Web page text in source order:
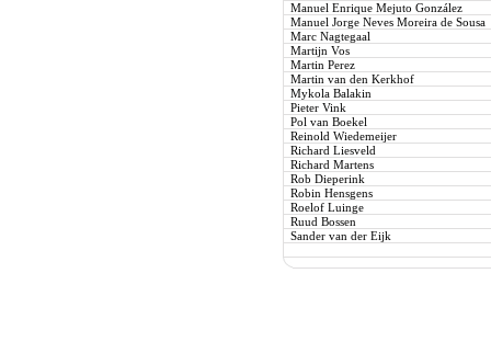
Manuel Enrique Mejuto González
Manuel Jorge Neves Moreira de Sousa
Marc Nagtegaal
Martijn Vos
Martin Perez
Martin van den Kerkhof
Mykola Balakin
Pieter Vink
Pol van Boekel
Reinold Wiedemeijer
Richard Liesveld
Richard Martens
Rob Dieperink
Robin Hensgens
Roelof Luinge
Ruud Bossen
Sander van der Eijk